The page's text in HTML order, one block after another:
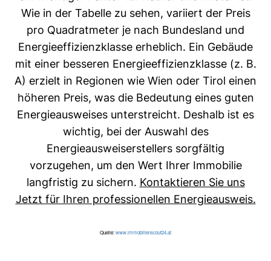
Wie in der Tabelle zu sehen, variiert der Preis
pro Quadratmeter je nach Bundesland und
Energieeffizienzklasse erheblich. Ein Gebäude
mit einer besseren Energieeffizienzklasse (z. B.
A) erzielt in Regionen wie Wien oder Tirol einen
höheren Preis, was die Bedeutung eines guten
Energieausweises unterstreicht. Deshalb ist es
wichtig, bei der Auswahl des
Energieausweiserstellers sorgfältig
vorzugehen, um den Wert Ihrer Immobilie
langfristig zu sichern. Kontaktieren Sie uns
Jetzt für Ihren professionellen Energieausweis.
Quelle:www.immobilienscout24.at